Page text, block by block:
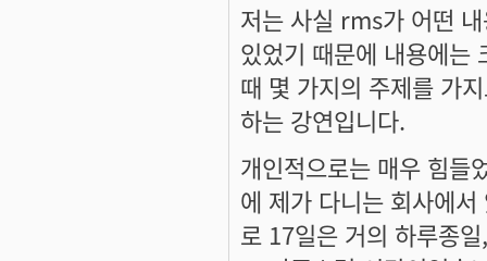
저는 사실 rms가 어떤
있었기 때문에 내용에는
때 몇 가지의 주제를 가
하는 강연입니다.
개인적으로는 매우 힘들
에 제가 다니는 회사에
로 17일은 거의 하루종